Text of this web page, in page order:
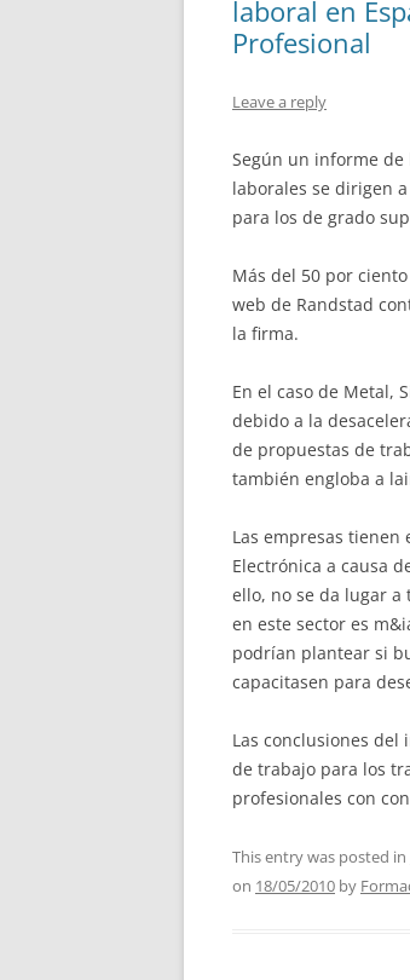
laboral en
Profesional
Leave a reply
Según un informe
laborales se dirigen
para los de grado
Más del 50 por
web de Randstad
la firma.
En el caso de Metal,
debido a la
de propuestas de
también engloba a
Las empresas
Electrónica a causa
ello, no se da lugar
en este sector es
podrían plantear si
capacitasen para
Las conclusiones
de trabajo para los
profesionales con
This entry was posted in
on 18/05/2010 by